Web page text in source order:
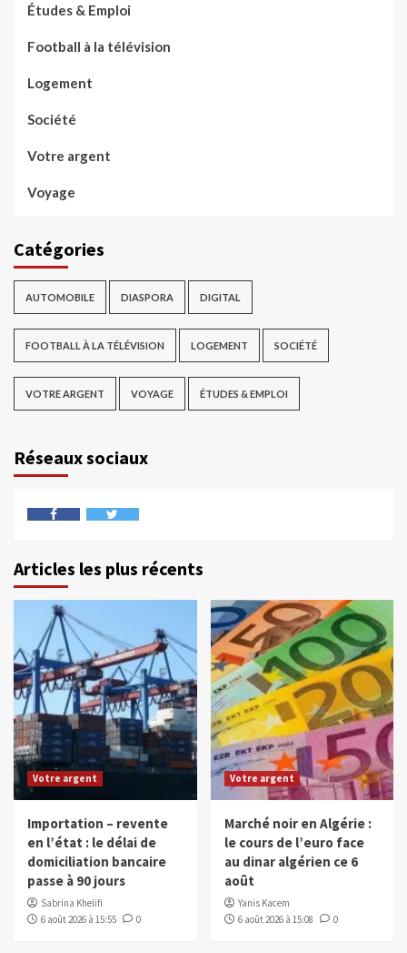
Études & Emploi
Football à la télévision
Logement
Société
Votre argent
Voyage
Catégories
AUTOMOBILE DIASPORA DIGITAL
FOOTBALL À LA TÉLÉVISION LOGEMENT SOCIÉTÉ
VOTRE ARGENT VOYAGE ÉTUDES & EMPLOI
Réseaux sociaux
Articles les plus récents
Votre argent
Importation – revente
en l’état : le délai de
domiciliation bancaire
passe à 90 jours
Sabrina Khelifi
6 août 2026 à 15:55
0
Votre argent
Marché noir en Algérie :
le cours de l’euro face
au dinar algérien ce 6
août
Yanis Kacem
6 août 2026 à 15:08
0